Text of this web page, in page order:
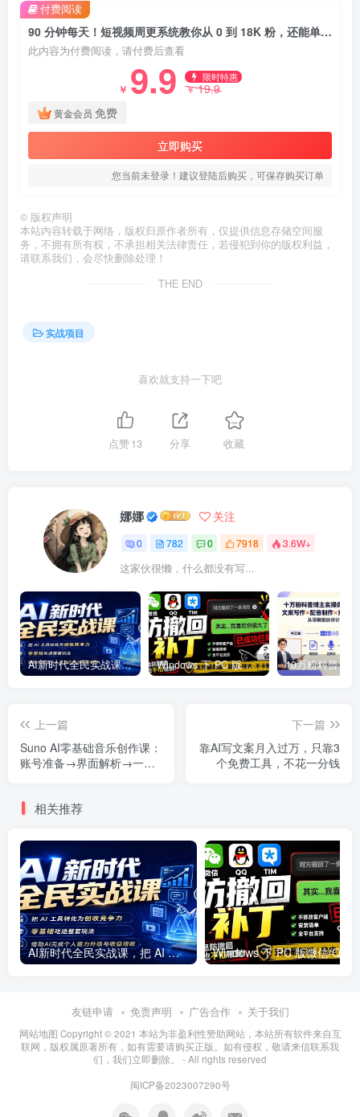
90 分钟每天！短视频周更系统教你从 0 到 18K 粉，还能单月赚 8000 块？【原创双语字幕】
此内容为付费阅读，请付费后查看
￥ 9.9 限时特惠
￥19.9
黄金会员 免费
立即购买
您当前未登录！建议登陆后购买，可保存购买订单
付费阅读
© 版权声明
本站内容转载于网络，版权归原作者所有，仅提供信息存储空间服
务，不拥有所有权，不承担相关法律责任，若侵犯到你的版权利益，
请联系我们，会尽快删除处理！
THE END
实战项目
喜欢就支持一下吧
点赞13 分享 收藏
娜娜 关注
0 782 0 7918 3.6W+
这家伙很懒，什么都没有写...
AI新时代全民实战课，把 AI 工具转化为创收竞争力，零基础吃透整套玩法，借助AI完成个人能力升级与收益增收。 Windows 下 PC 版微信/QQ/TIM 的防撤回多开工具！开源免费使用，且免费长期维护 RevokeMsgPatcher
上一篇
Suno AI零基础音乐创作课：
账号准备→界面解析→一键
下一篇
靠AI写文案月入过万，只靠3
个免费工具，不花一分钱
相关推荐
AI新时代全民实战课，把 AI 工具转化为创收竞争力，零基础吃透整套玩法，借助AI完成个人能力升级与收益增收。
友链申请 免责声明 广告合作 关于我们
网站地图 Copyright © 2021 本站为非盈利性赞助网站，本站所有软件来自互
联网，版权属原著所有，如有需要请购买正版。如有侵权，敬请来信联系我
们，我们立即删除。
- All rights reserved
闽ICP备2023007290号